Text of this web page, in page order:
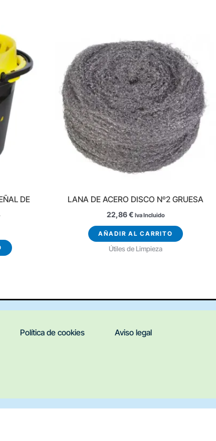
DE
LANA DE ACERO DISCO Nº2 GRUESA
22,86€ Iva Incluido
AÑADIR AL CARRITO
Útiles de Limpieza
Política de cookies Aviso legal